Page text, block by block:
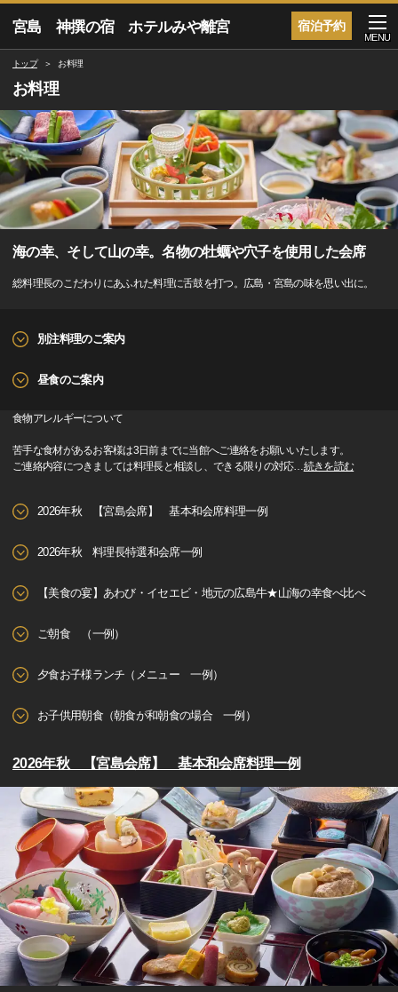
宿泊予約
宮島 神撰の宿 ホテルみや離宮
MENU
トップ お料理
お料理
海の幸、そして山の幸。名物の牡蠣や穴子を使用した会席
総料理長のこだわりにあふれた料理に舌鼓を打つ。広島・宮島の味を思い出に。
別注料理のご案内
昼食のご案内
食物アレルギーについて
苦手な食材があるお客様は3日前までに当館へご連絡をお願いいたします。
ご連絡内容につきましては料理長と相談し、できる限りの対応…続きを読む
2026年秋 【宮島会席】 基本和会席料理一例
2026年秋 料理長特選和会席一例
【美食の宴】あわび・イセエビ・地元の広島牛★山海の幸食べ比べ
ご朝食 （一例）
夕食お子様ランチ（メニュー 一例）
お子供用朝食（朝食が和朝食の場合 一例）
2026年秋 【宮島会席】 基本和会席料理一例